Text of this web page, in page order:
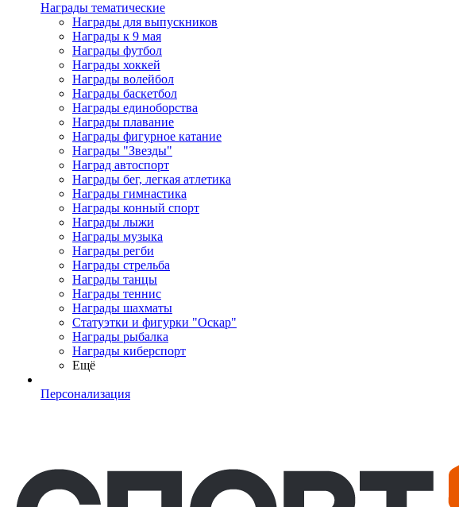
Награды тематические
Награды для выпускников
Награды к 9 мая
Награды футбол
Награды хоккей
Награды волейбол
Награды баскетбол
Награды единоборства
Награды плавание
Награды фигурное катание
Награды "Звезды"
Наград автоспорт
Награды бег, легкая атлетика
Награды гимнастика
Награды конный спорт
Награды лыжи
Награды музыка
Награды регби
Награды стрельба
Награды танцы
Награды теннис
Награды шахматы
Статуэтки и фигурки "Оскар"
Награды рыбалка
Награды киберспорт
Ещё
Персонализация